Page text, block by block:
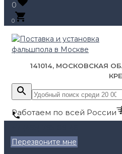
0
0
141014, МОСКОВСКАЯ
Работаем по всей России
Перезвоните мне